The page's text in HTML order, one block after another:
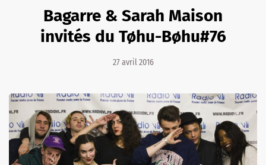
Bagarre & Sarah Maison
invités du Tøhu-Bøhu#76
27 avril 2016